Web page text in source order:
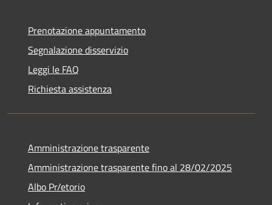
Prenotazione appuntamento
Segnalazione disservizio
Leggi le FAQ
Richiesta assistenza
Amministrazione trasparente
Amministrazione trasparente fino al 28/02/2025
Albo Pr/etorio